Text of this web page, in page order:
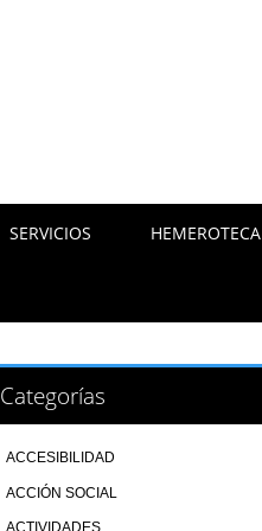
SERVICIOS HEMEROTECA
Categorías
ACCESIBILIDAD
ACCIÓN SOCIAL